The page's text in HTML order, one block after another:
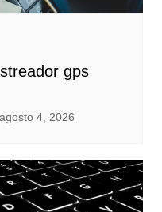
gps
agosto 4, 2026